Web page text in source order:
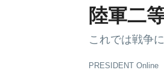
陸軍二
これでは戦争
PRESIDENT Online